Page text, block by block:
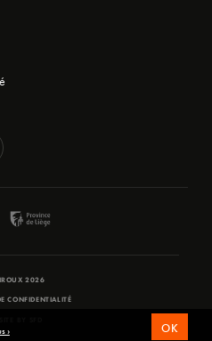
2026
CONFIDENTIALITÉ
› OK